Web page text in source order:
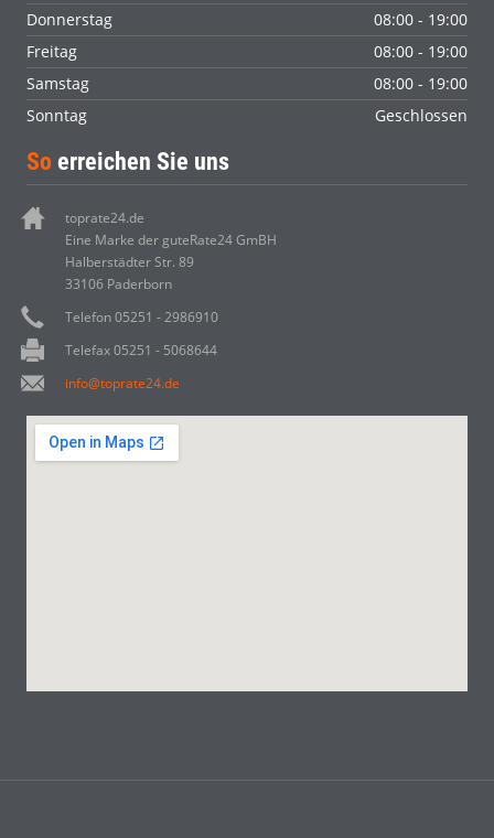
Donnerstag
08:00 - 19:00
Freitag
08:00 - 19:00
Samstag
08:00 - 19:00
Sonntag
Geschlossen
So erreichen Sie uns
toprate24.de
Eine Marke der guteRate24 GmBH
Halberstädter Str. 89
33106 Paderborn
Telefon 05251 - 2986910
Telefax 05251 - 5068644
info@toprate24.de